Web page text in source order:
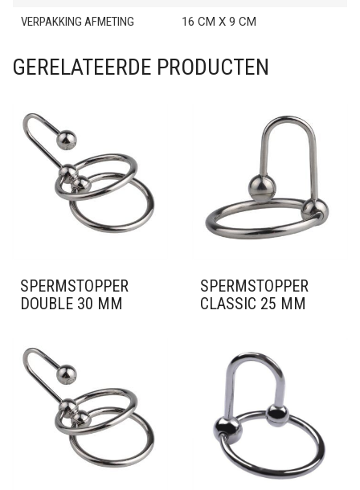
VERPAKKING AFMETING 16 CM X 9 CM
GERELATEERDE PRODUCTEN
SPERMSTOPPER
DOUBLE 30 MM
SPERMSTOPPER
CLASSIC 25 MM